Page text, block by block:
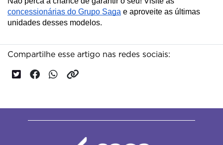
concessionárias do Grupo Saga e aproveite as últimas
unidades desses modelos.
Compartilhe esse artigo nas redes sociais: